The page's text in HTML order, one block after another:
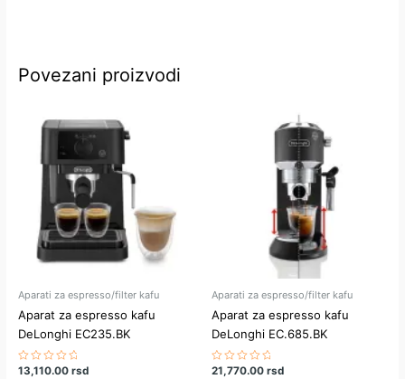
Povezani proizvodi
Aparati za espresso/filter kafu
Aparat za espresso kafu
DeLonghi EC235.BK
Ocenjeno
13,110.00rsd
Aparati za espresso/filter kafu
Aparat za espresso kafu
DeLonghi EC.685.BK
Ocenjeno
21,770.00 rsd